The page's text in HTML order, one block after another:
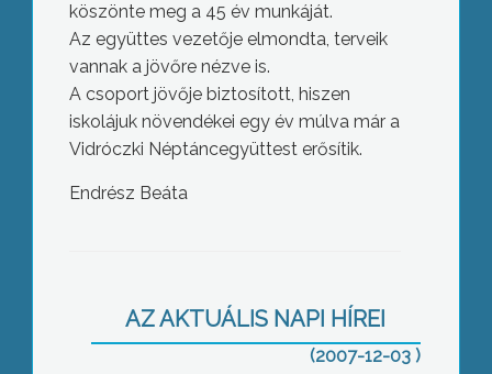
köszönte meg a 45 év munkáját.
Az együttes vezetője elmondta, terveik
vannak a jövőre nézve is.
A csoport jövője biztosított, hiszen
iskolájuk növendékei egy év múlva már a
Vidróczki Néptáncegyüttest erősítik.
Endrész Beáta
AZ AKTUÁLIS NAPI HÍREI
(2007-12-03 )